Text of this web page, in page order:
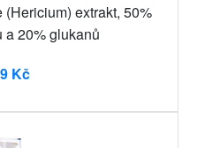
extrakt, 50%
20% glukanů
Kč